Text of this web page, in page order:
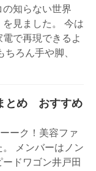
の知らない世界
見ました。 今は
で再現できるよ
ろん手や脚、
とめ おすすめ
ーク！美容ファ
メンバーはノン
ドワゴン井戸田